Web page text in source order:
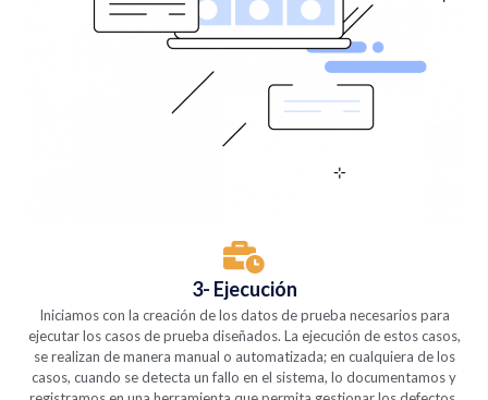
3- Ejecución
Iniciamos con la creación de los datos de prueba necesarios para
ejecutar los casos de prueba diseñados. La ejecución de estos casos,
se realizan de manera manual o automatizada; en cualquiera de los
casos, cuando se detecta un fallo en el sistema, lo documentamos y